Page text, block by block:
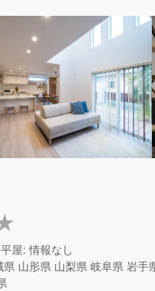
屋: 情報なし
県 山形県 山梨県 岐阜県 岩手